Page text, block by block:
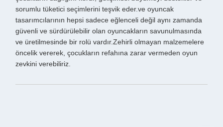
sorumlu tüketici seçimlerini teşvik eder.ve oyuncak
tasarımcılarının hepsi sadece eğlenceli değil aynı zamanda
güvenli ve sürdürülebilir olan oyuncakların savunulmasında
ve üretilmesinde bir rolü vardır.Zehirli olmayan malzemelere
öncelik vererek, çocukların refahına zarar vermeden oyun
zevkini verebiliriz.